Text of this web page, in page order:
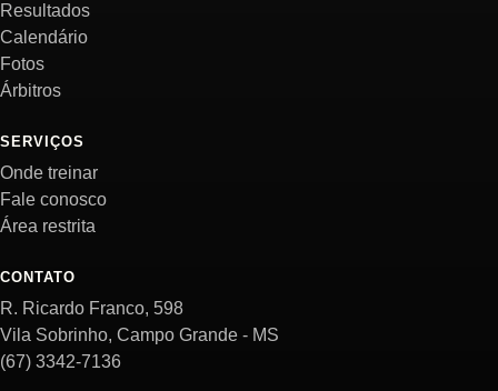
Resultados
Calendário
Fotos
Árbitros
SERVIÇOS
Onde treinar
Fale conosco
Área restrita
CONTATO
R. Ricardo Franco, 598
Vila Sobrinho, Campo Grande - MS
(67) 3342-7136